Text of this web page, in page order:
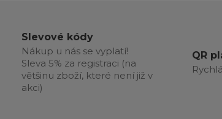
Slevové kódy
Nákup u nás se vyplatí!
Sleva 5% za registraci (na
většinu zboží, které není již v
akci)
QR